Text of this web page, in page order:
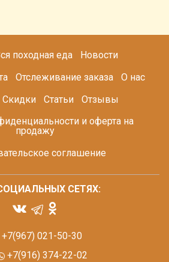
походная еда
Новости
Отслеживание заказа
О нас
Скидки Статьи
Отзывы
и оферта на
продажу
соглашение
+7(967) 021-50-30
+7(916) 374-22-02
СЕТЯХ: